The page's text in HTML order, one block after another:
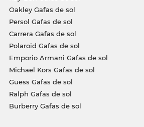
Oakley Gafas de sol
Persol Gafas de sol
Carrera Gafas de sol
Polaroid Gafas de sol
Emporio Armani Gafas de sol
Michael Kors Gafas de sol
Guess Gafas de sol
Ralph Gafas de sol
Burberry Gafas de sol